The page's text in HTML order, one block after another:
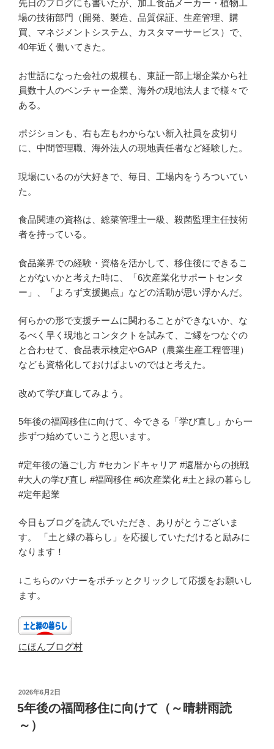
先日のブログにも書いたが、加工食品メーカー・植物工
場の技術部門（開発、製造、品質保証、生産管理、購
買、マネジメントシステム、カスタマーサービス）で、
40年近く働いてきた。
お世話になった会社の規模も、東証一部上場企業から社
員数十人のベンチャー企業、海外の現地法人まで様々で
ある。
ポジションも、右も左もわからない新入社員を皮切り
に、中間管理職、海外法人の現地責任者など経験した。
現場にいるのが大好きで、毎日、工場内をうろついてい
た。
食品関連の資格は、総菜管理士一級、殺菌監理主任技術
者を持っている。
食品業界での経験・資格を活かして、移住後にできるこ
とがないかと考えた時に、「6次産業化サポートセンタ
ー」、「よろず支援拠点」などの活動が思い浮かんだ。
何らかの形で支援チームに関わることができないか、な
るべく早く現地とコンタクトを試みて、ご縁をつなぐの
と合わせて、食品表示検定やGAP（農業生産工程管理）
なども資格化しておけばよいのではと考えた。
改めて学び直してみよう。
5年後の福岡移住に向けて、今できる「学び直し」から一
歩ずつ始めていこうと思います。
#定年後の過ごし方 #セカンドキャリア #還暦からの挑戦
#大人の学び直し #福岡移住 #6次産業化 #土と緑の暮らし
#定年起業
今日もブログを読んでいただき、ありがとうございま
す。 「土と緑の暮らし」を応援していただけると励みに
なります！
↓こちらのバナーをポチッとクリックして応援をお願いし
ます。
にほんブログ村
投
稿
日:
2026年6月2日
5年後の福岡移住に向けて（～晴耕雨読
～）